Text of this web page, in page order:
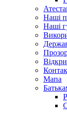
Наші
Наші
Мапа